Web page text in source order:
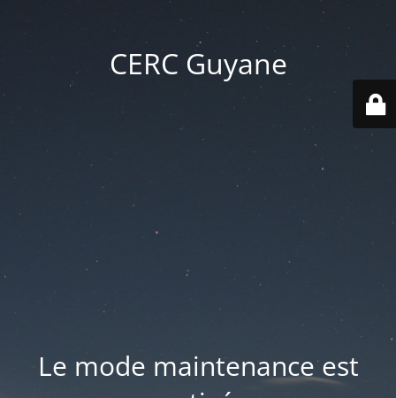
CERC Guyane
Le mode maintenance est